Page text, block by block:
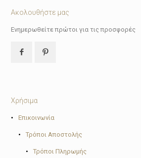
Ακολουθήστε μας
Ενημερωθείτε πρώτοι για τις προσφορές
Χρήσιμα
• Επικοινωνία
• Τρόποι Αποστολής
• Τρόποι Πληρωμής